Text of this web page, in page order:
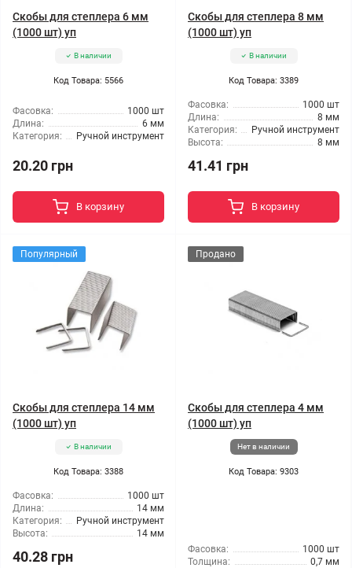
Скобы для степлера 6 мм
(1000 шт) уп
В наличии
Код Товара: 5566
Фасовка:
1000 шт
Длина:
6 мм
Категория:
Ручной инструмент
20.20 грн
В корзину
Скобы для степлера 8 мм
(1000 шт) уп
В наличии
Код Товара: 3389
Фасовка:
1000 шт
Длина:
8 мм
Категория:
Ручной инструмент
Высота:
8 мм
41.41 грн
В корзину
Популярный
Скобы для степлера 14 мм
(1000 шт) уп
В наличии
Код Товара: 3388
Фасовка:
1000 шт
Длина:
14 мм
Категория:
Ручной инструмент
Высота:
14 мм
40.28 грн
Продано
Скобы для степлера 4 мм
(1000 шт) уп
Нет в наличии
Код Товара: 9303
Фасовка:
1000 шт
Толщина:
0,7 мм